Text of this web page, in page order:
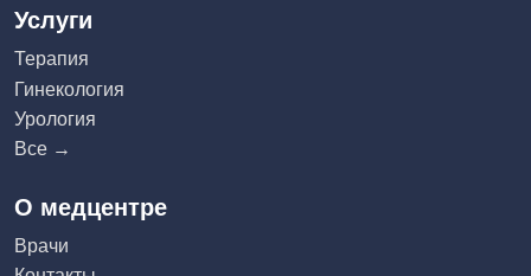
Услуги
Терапия
Гинекология
Урология
Все →
О медцентре
Врачи